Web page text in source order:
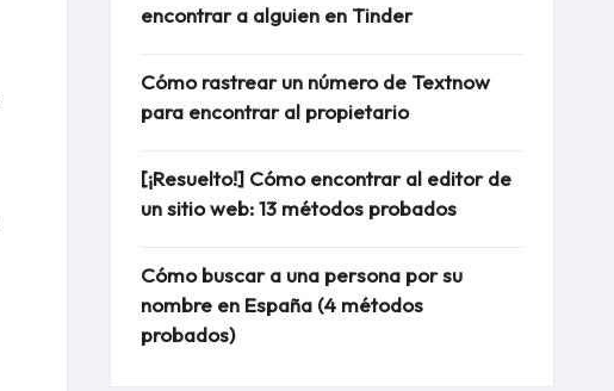
encontrar a alguien en Tinder
Cómo rastrear un número de Textnow
para encontrar al propietario
[¡Resuelto!] Cómo encontrar al editor de
un sitio web: 13 métodos probados
Cómo buscar a una persona por su
nombre en España (4 métodos
probados)